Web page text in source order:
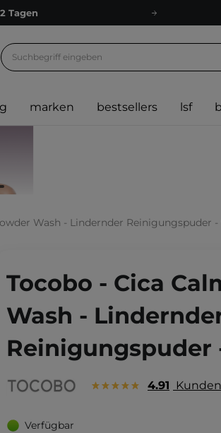
Tagen
ab 60 €
und Österreich
Tagen
noch mehr Punkte
marken bestsellers lsf
Wash - Lindernder Reinigungspuder -
Tocobo - Cica
Wash -
Reinigungspuder
4.91
Verfügbar